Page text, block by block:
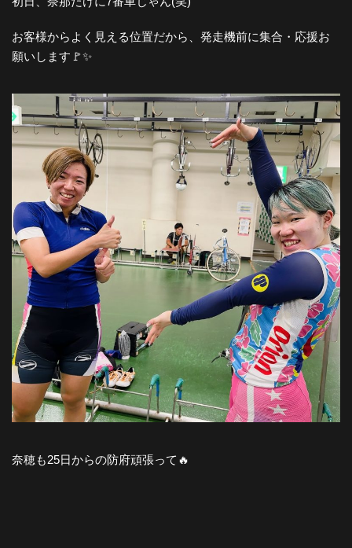
お客様からよく見える位置だから、発走機前に集合・応援お
願いします🚩✨
奈穂も25日からの防府頑張って🔥